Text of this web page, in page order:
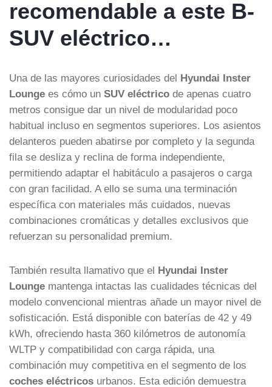
recomendable a este B-
SUV eléctrico…
Una de las mayores curiosidades del Hyundai Inster
Lounge es cómo un SUV eléctrico de apenas cuatro
metros consigue dar un nivel de modularidad poco
habitual incluso en segmentos superiores. Los asientos
delanteros pueden abatirse por completo y la segunda
fila se desliza y reclina de forma independiente,
permitiendo adaptar el habitáculo a pasajeros o carga
con gran facilidad. A ello se suma una terminación
específica con materiales más cuidados, nuevas
combinaciones cromáticas y detalles exclusivos que
refuerzan su personalidad premium.
También resulta llamativo que el Hyundai Inster
Lounge mantenga intactas las cualidades técnicas del
modelo convencional mientras añade un mayor nivel de
sofisticación. Está disponible con baterías de 42 y 49
kWh, ofreciendo hasta 360 kilómetros de autonomía
WLTP y compatibilidad con carga rápida, una
combinación muy competitiva en el segmento de los
coches eléctricos urbanos. Esta edición demuestra